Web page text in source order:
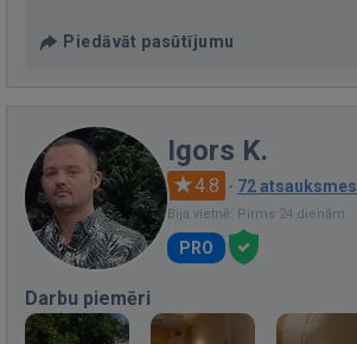
Piedāvāt pasūtījumu
Igors K.
4.8 · 72 atsauksmes
Bija vietnē: Pirms 24 dienām
PRO
Darbu piemēri